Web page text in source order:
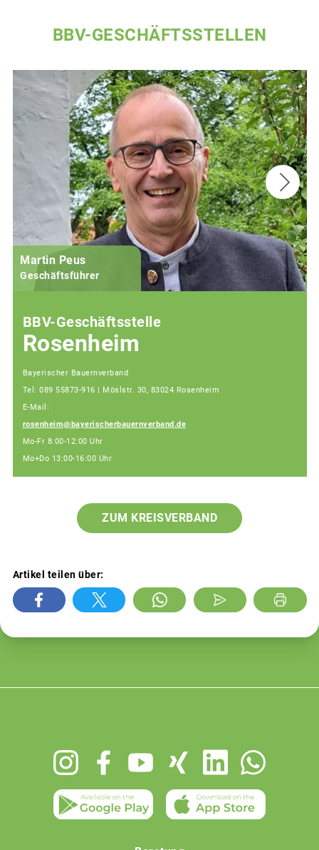
BBV-GESCHÄFTSSTELLEN
Martin Peus
Geschäftsführer
BBV-Geschäftsstelle
Rosenheim
Bayerischer Bauernverband
Tel: 089 55873-916 | Möslstr. 30, 83024 Rosenheim
E-Mail:
rosenheim@bayerischerbauernverband.de
Mo-Fr 8:00-12:00 Uhr
Mo+Do 13:00-16:00 Uhr
ZUM KREISVERBAND
Artikel teilen über: